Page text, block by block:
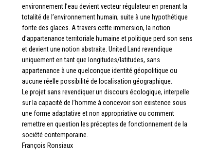
environnement l’eau devient vecteur régulateur en prenant la
totalité de l’environnement humain; suite à une hypothétique
fonte des glaces. A travers cette immersion, la notion
d’appartenance territoriale humaine et politique perd son sens
et devient une notion abstraite. United Land revendique
uniquement en tant que longitudes/latitudes, sans
appartenance à une quelconque identité géopolitique ou
aucune réelle possibilité de localisation géographique.
Le projet sans revendiquer un discours écologique, interpelle
sur la capacité de l’homme à concevoir son existence sous
une forme adaptative et non appropriative ou comment
remettre en question les préceptes de fonctionnement de la
société contemporaine.
François Ronsiaux